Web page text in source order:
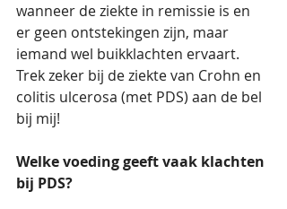
wanneer de ziekte in remissie is en
er geen ontstekingen zijn, maar
iemand wel buikklachten ervaart.
Trek zeker bij de ziekte van Crohn en
colitis ulcerosa (met PDS) aan de bel
bij mij!
Welke voeding geeft vaak klachten
bij PDS?